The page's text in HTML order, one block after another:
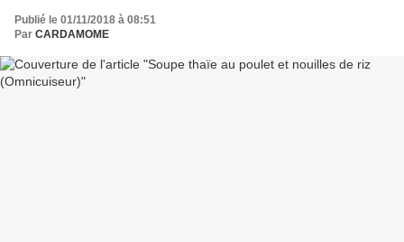
Publié le 01/11/2018 à 08:51
Par CARDAMOME